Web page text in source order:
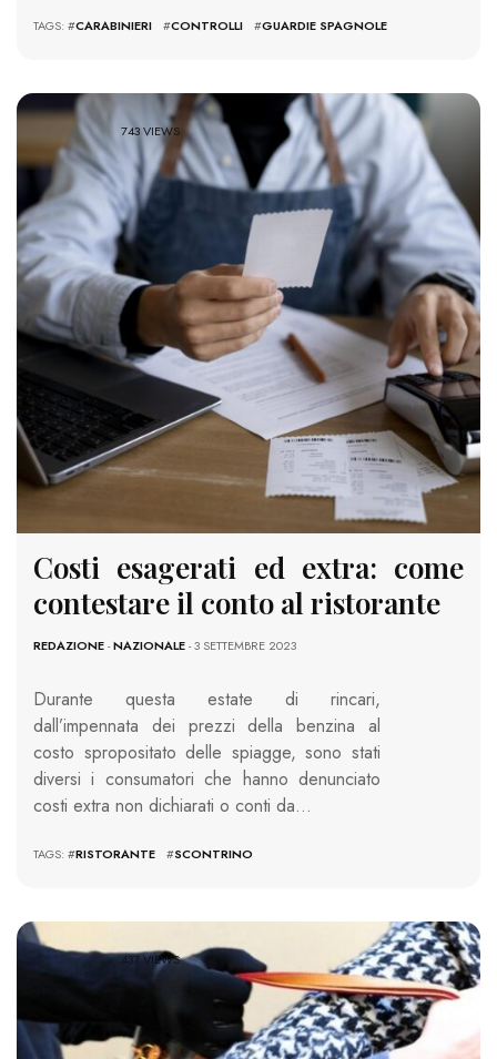
TAGS: #CARABINIERI #CONTROLLI #GUARDIE SPAGNOLE
743 VIEWS
Costi esagerati ed extra: come
contestare il conto al ristorante
REDAZIONE-NAZIONALE- 3 SETTEMBRE 2023
Durante questa estate di rincari,
dall’impennata dei prezzi della benzina al
costo spropositato delle spiagge, sono stati
diversi i consumatori che hanno denunciato
costi extra non dichiarati o conti da…
TAGS: #RISTORANTE #SCONTRINO
437 VIEWS